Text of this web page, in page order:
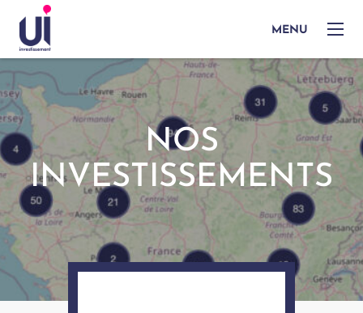
MENU
NOS
INVESTISSEMENTS